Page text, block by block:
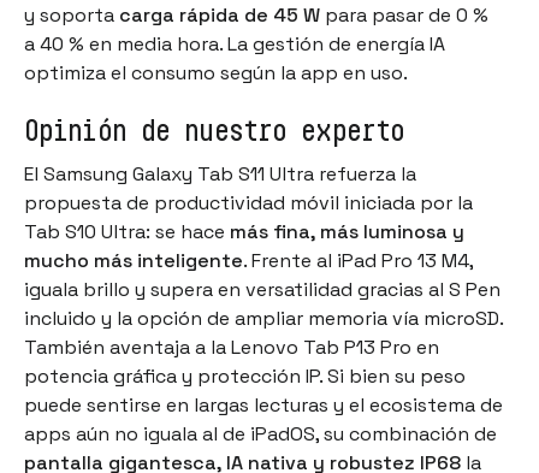
y soporta carga rápida de 45 W para pasar de 0 %
a 40 % en media hora. La gestión de energía IA
optimiza el consumo según la app en uso.
Opinión de nuestro experto
El Samsung Galaxy Tab S11 Ultra refuerza la
propuesta de productividad móvil iniciada por la
Tab S10 Ultra: se hace más fina, más luminosa y
mucho más inteligente. Frente al iPad Pro 13 M4,
iguala brillo y supera en versatilidad gracias al S Pen
incluido y la opción de ampliar memoria vía microSD.
También aventaja a la Lenovo Tab P13 Pro en
potencia gráfica y protección IP. Si bien su peso
puede sentirse en largas lecturas y el ecosistema de
apps aún no iguala al de iPadOS, su combinación de
pantalla gigantesca, IA nativa y robustez IP68 la